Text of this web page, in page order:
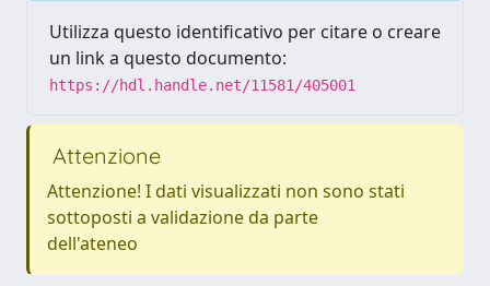
Utilizza questo identificativo per citare o creare
un link a questo documento:
https://hdl.handle.net/11581/405001
Attenzione
Attenzione! I dati visualizzati non sono stati
sottoposti a validazione da parte
dell'ateneo